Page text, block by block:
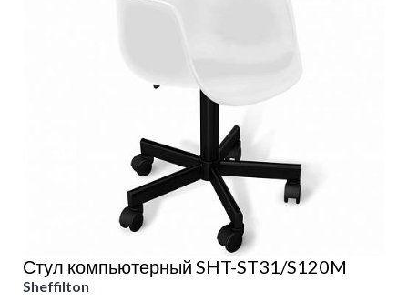
Стул компьютерный SHT-ST31/S120M
Sheffilton